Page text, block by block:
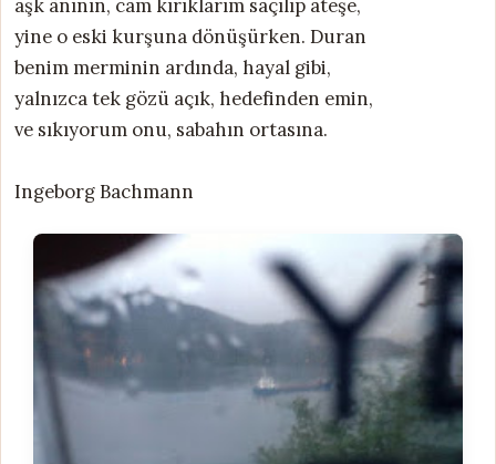
aşk ânının, cam kırıklarım saçılıp ateşe,
yine o eski kurşuna dönüşürken. Duran
benim merminin ardında, hayal gibi,
yalnızca tek gözü açık, hedefinden emin,
ve sıkıyorum onu, sabahın ortasına.
Ingeborg Bachmann